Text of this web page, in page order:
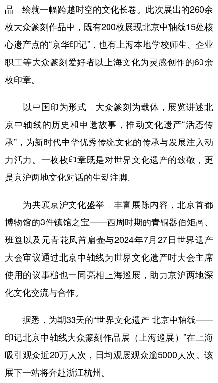
品，绘就一幅跨越时空的文化长卷。此次展出的260余
枚大众篆刻作品中，既有200枚展现北京中轴线15处核
心遗产点的“京华印记”，也有上海本地学校师生、企业
职工等大众篆刻爱好者以上海文化为灵感创作的60余
枚印章。
以中国印为形式，大众篆刻为载体，展览讲述北
京中轴线的历史和申遗故事，推动文化遗产“活态传
承”，为新时代中华优秀传统文化的传承与发展注入动
力活力。一枚枚印章既是对世界文化遗产的致敬，更
是京沪两地文化对话的生动注脚。
为共襄京沪文化盛举，丰富展陈内容，北京首都
博物馆的3件镇馆之宝——西周时期的青铜器伯矩鬲、
班簋以及元青花凤首扁壶与2024年7月27日世界遗产
大会审议通过北京中轴线为世界文化遗产时大会主席
使用的议事槌也一同亮相上海巡展，助力京沪两地深
化文化交流与合作。
据悉，为期33天的“世界文化遗产 北京中轴线——
印记北京中轴线大众篆刻作品展（上海巡展）”在上海
吸引观众近20万人次，日均观展观众逾5000人次。该
展下一站将奔赴浙江杭州。